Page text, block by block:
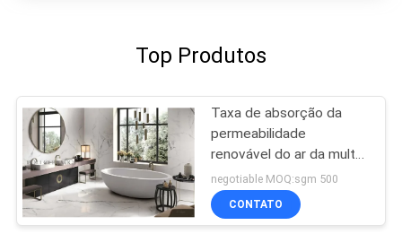
Top Produtos
Taxa de absorção da
permeabilidade
renovável do ar da multa
da telha da porcelana
24x48 baixa
negotiable MOQ:sgm 500
CONTATO